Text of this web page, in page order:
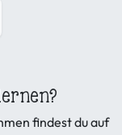
findest du auf